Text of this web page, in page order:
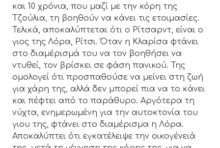
και 10 χρόνια, που μαζί με την κόρη της
Τζούλια, τη βοηθούν να κάνει τις ετοιμασίες.
Τελικά, αποκαλύπτεται ότι ο Ρίτσαρντ, είναι ο
γιος της Λόρα, Ρίτσι. Όταν η Κλαρίσα φτάνει
στο διαμέρισμά του να τον βοηθήσει να
ντυθεί, τον βρίσκει σε φάση πανικού. Της
ομολογεί ότι προσπαθούσε να μείνει στη ζωή
για χάρη της, αλλά δεν μπορεί πια να το κάνει
και πέφτει από το παράθυρο. Αργότερα τη
νύχτα, ενημερωμένη για την αυτοκτονία του
γιου της, φτάνει στο διαμέρισμα η Λόρα.
Αποκαλύπτει ότι εγκατέλειψε την οικογένειά